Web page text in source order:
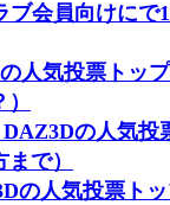
ブ会員向けにで
人気投票トッ
の人気投
で）
の人気投票ト